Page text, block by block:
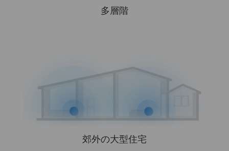
多層階
郊外の大型住宅